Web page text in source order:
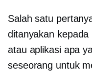
Salah satu
ditanyakan
atau aplikasi apa
seseorang untuk